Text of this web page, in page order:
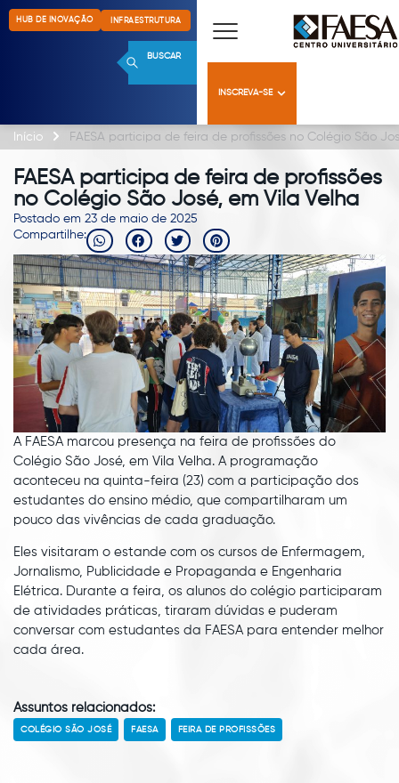
HUB DE INOVAÇÃO INFRAESTRUTURA
BUSCAR
INSCREVA-SE
Início FAESA participa de feira de profissões no Colégio São
FAESA participa de feira de profissões
no Colégio São José, em Vila Velha
Postado em 23 de maio de 2025
Compartilhe:
A FAESA marcou presença na feira de profissões do
Colégio São José, em Vila Velha. A programação
aconteceu na quinta-feira (23) com a participação dos
estudantes do ensino médio, que compartilharam um
pouco das vivências de cada graduação.
Eles visitaram o estande com os cursos de Enfermagem,
Jornalismo, Publicidade e Propaganda e Engenharia
Elétrica. Durante a feira, os alunos do colégio participaram
de atividades práticas, tiraram dúvidas e puderam
conversar com estudantes da FAESA para entender melhor
cada área.
Assuntos relacionados:
COLÉGIO SÃO JOSÉ FAESA FEIRA DE PROFISSÕES